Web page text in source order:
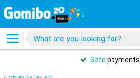
Safe payments